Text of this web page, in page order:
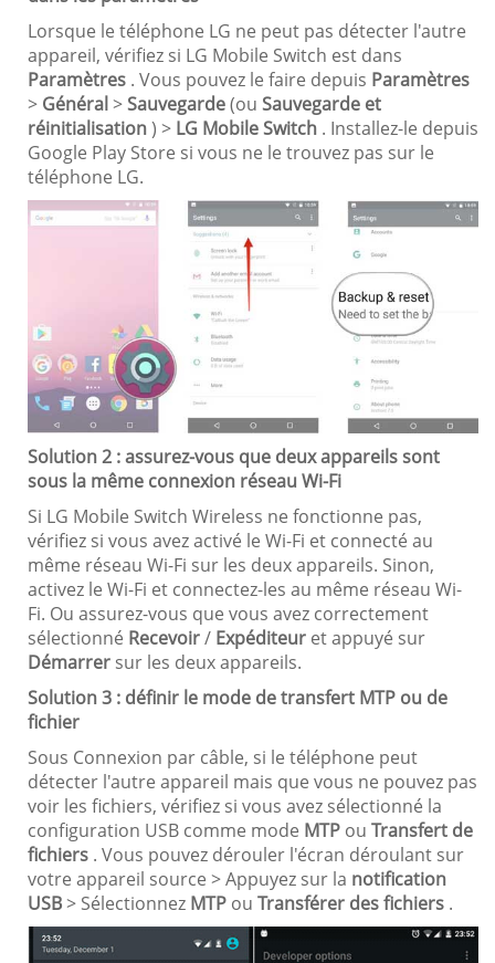
Lorsque le téléphone LG ne peut pas détecter l'autre
appareil, vérifiez si LG Mobile Switch est dans
Paramètres . Vous pouvez le faire depuis Paramètres
> Général>Sauvegarde(ou Sauvegarde et
réinitialisation) > LG Mobile Switch . Installez-le depuis
Google Play Store si vous ne le trouvez pas sur le
téléphone LG.
Solution 2 : assurez-vous que deux appareils sont
sous la même connexion réseau Wi-Fi
Si LG Mobile Switch Wireless ne fonctionne pas,
vérifiez si vous avez activé le Wi-Fi et connecté au
même réseau Wi-Fi sur les deux appareils. Sinon,
activez le Wi-Fi et connectez-les au même réseau Wi-
Fi. Ou assurez-vous que vous avez correctement
sélectionné Recevoir/ Expéditeur et appuyé sur
Démarrer sur les deux appareils.
Solution 3 : définir le mode de transfert MTP ou de
fichier
Sous Connexion par câble, si le téléphone peut
détecter l'autre appareil mais que vous ne pouvez pas
voir les fichiers, vérifiez si vous avez sélectionné la
configuration USB comme mode MTP ou Transfert de
fichiers . Vous pouvez dérouler l'écran déroulant sur
votre appareil source > Appuyez sur la notification
USB> Sélectionnez MTP ou Transférer des fichiers .